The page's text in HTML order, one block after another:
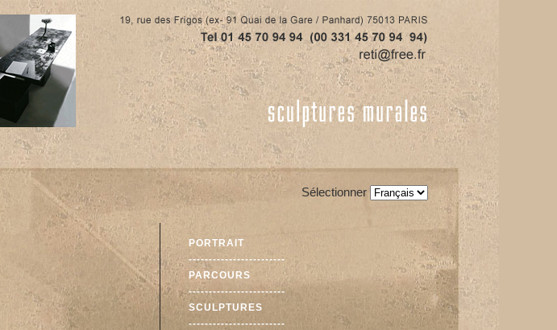
Sélectionner
PORTRAIT
------------------------
PARCOURS
------------------------
SCULPTURES
------------------------